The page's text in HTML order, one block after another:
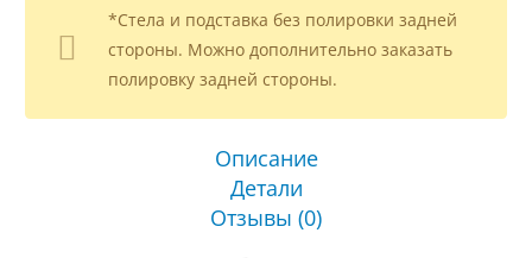
*Стела и подставка без полировки задней
стороны. Можно дополнительно заказать
полировку задней стороны.
Описание
Детали
Отзывы (0)